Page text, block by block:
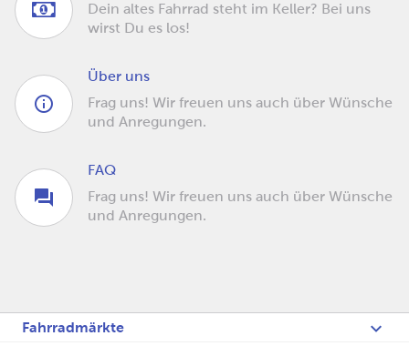
Dein altes Fahrrad steht im Keller? Bei uns
wirst Du es los!
Über uns
Frag uns! Wir freuen uns auch über Wünsche
und Anregungen.
FAQ
Frag uns! Wir freuen uns auch über Wünsche
und Anregungen.
Fahrradmärkte